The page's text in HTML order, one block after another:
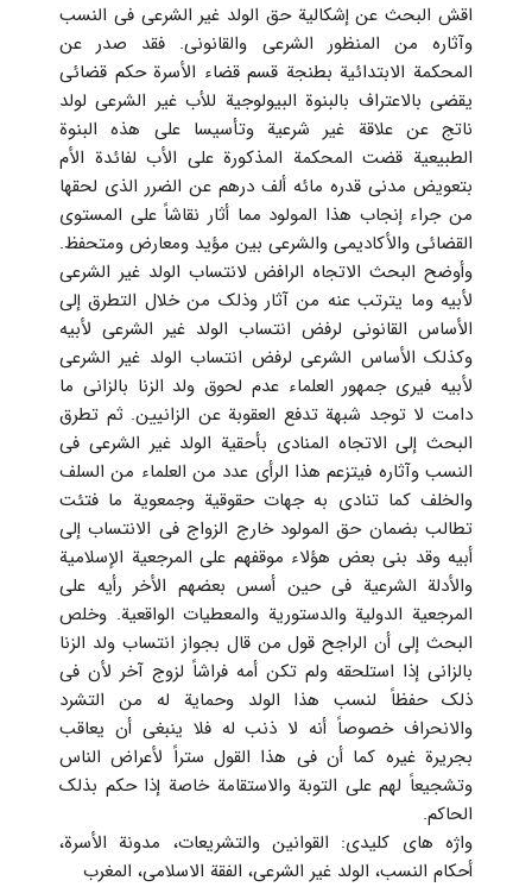
اقش البحث عن إشکالیة حق الولد غیر الشرعی فی النسب
وآثاره من المنظور الشرعی والقانونی. فقد صدر عن
المحکمة الابتدائیة بطنجة قسم قضاء الأسرة حکم قضائی
یقضی بالاعتراف بالبنوة البیولوجیة للأب غیر الشرعی لولد
ناتج عن علاقة غیر شرعیة وتأسیسا على هذه البنوة
الطبیعیة قضت المحکمة المذکورة على الأب لفائدة الأم
بتعویض مدنی قدره مائه ألف درهم عن الضرر الذی لحقها
من جراء إنجاب هذا المولود مما أثار نقاشاً على المستوی
القضائی والأکادیمی والشرعی بین مؤید ومعارض ومتحفظ.
وأوضح البحث الاتجاه الرافض لانتساب الولد غیر الشرعی
لأبیه وما یترتب عنه من آثار وذلک من خلال التطرق إلى
الأساس القانونی لرفض انتساب الولد غیر الشرعی لأبیه
وکذلک الأساس الشرعی لرفض انتساب الولد غیر الشرعی
لأبیه فیری جمهور العلماء عدم لحوق ولد الزنا بالزانی ما
دامت لا توجد شبهة تدفع العقوبة عن الزانیین. ثم تطرق
البحث إلى الاتجاه المنادی بأحقیة الولد غیر الشرعی فی
النسب وآثاره فیتزعم هذا الرأی عدد من العلماء من السلف
والخلف کما تنادی به جهات حقوقیة وجمعویة ما فتئت
تطالب بضمان حق المولود خارج الزواج فی الانتساب إلى
أبیه وقد بنی بعض هؤلاء موقفهم على المرجعیة الإسلامیة
والأدلة الشرعیة فی حین أسس بعضهم الأخر رأیه على
المرجعیة الدولیة والدستوریة والمعطیات الواقعیة. وخلص
البحث إلى أن الراجح قول من قال بجواز انتساب ولد الزنا
بالزانی إذا استلحقه ولم تکن أمه فراشاً لزوج آخر لأن فی
ذلک حفظاً لنسب هذا الولد وحمایة له من التشرد
والانحراف خصوصاً أنه لا ذنب له فلا ینبغی أن یعاقب
بجریرة غیره کما أن فی هذا القول ستراً لأعراض الناس
وتشجیعاً لهم على التوبة والاستقامة خاصة إذا حکم بذلک
الحاکم.
واژه های کلیدی:‌ القوانین والتشریعات، مدونة الأسرة،
أحکام النسب، الولد غیر الشرعى، الفقة الاسلامى، المغرب